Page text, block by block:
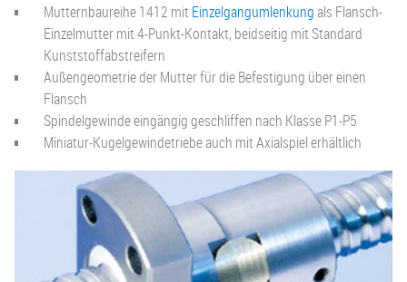
Mutternbaureihe 1412 mit Einzelgangumlenkungals Flansch-
Einzelmutter mit 4-Punkt-Kontakt, beidseitig mit Standard
Kunststoffabstreifern
Außengeometrie der Mutter für die Befestigung über einen
Flansch
Spindelgewinde eingängig geschliffen nach Klasse P1-P5
Miniatur-Kugelgewindetriebe auch mit Axialspiel erhältlich